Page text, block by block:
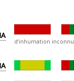
d’inhumation inconnu